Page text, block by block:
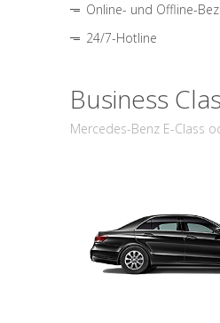
Online- und Offline-
24/7-Hotline
Business
Mercedes-Benz E-Class